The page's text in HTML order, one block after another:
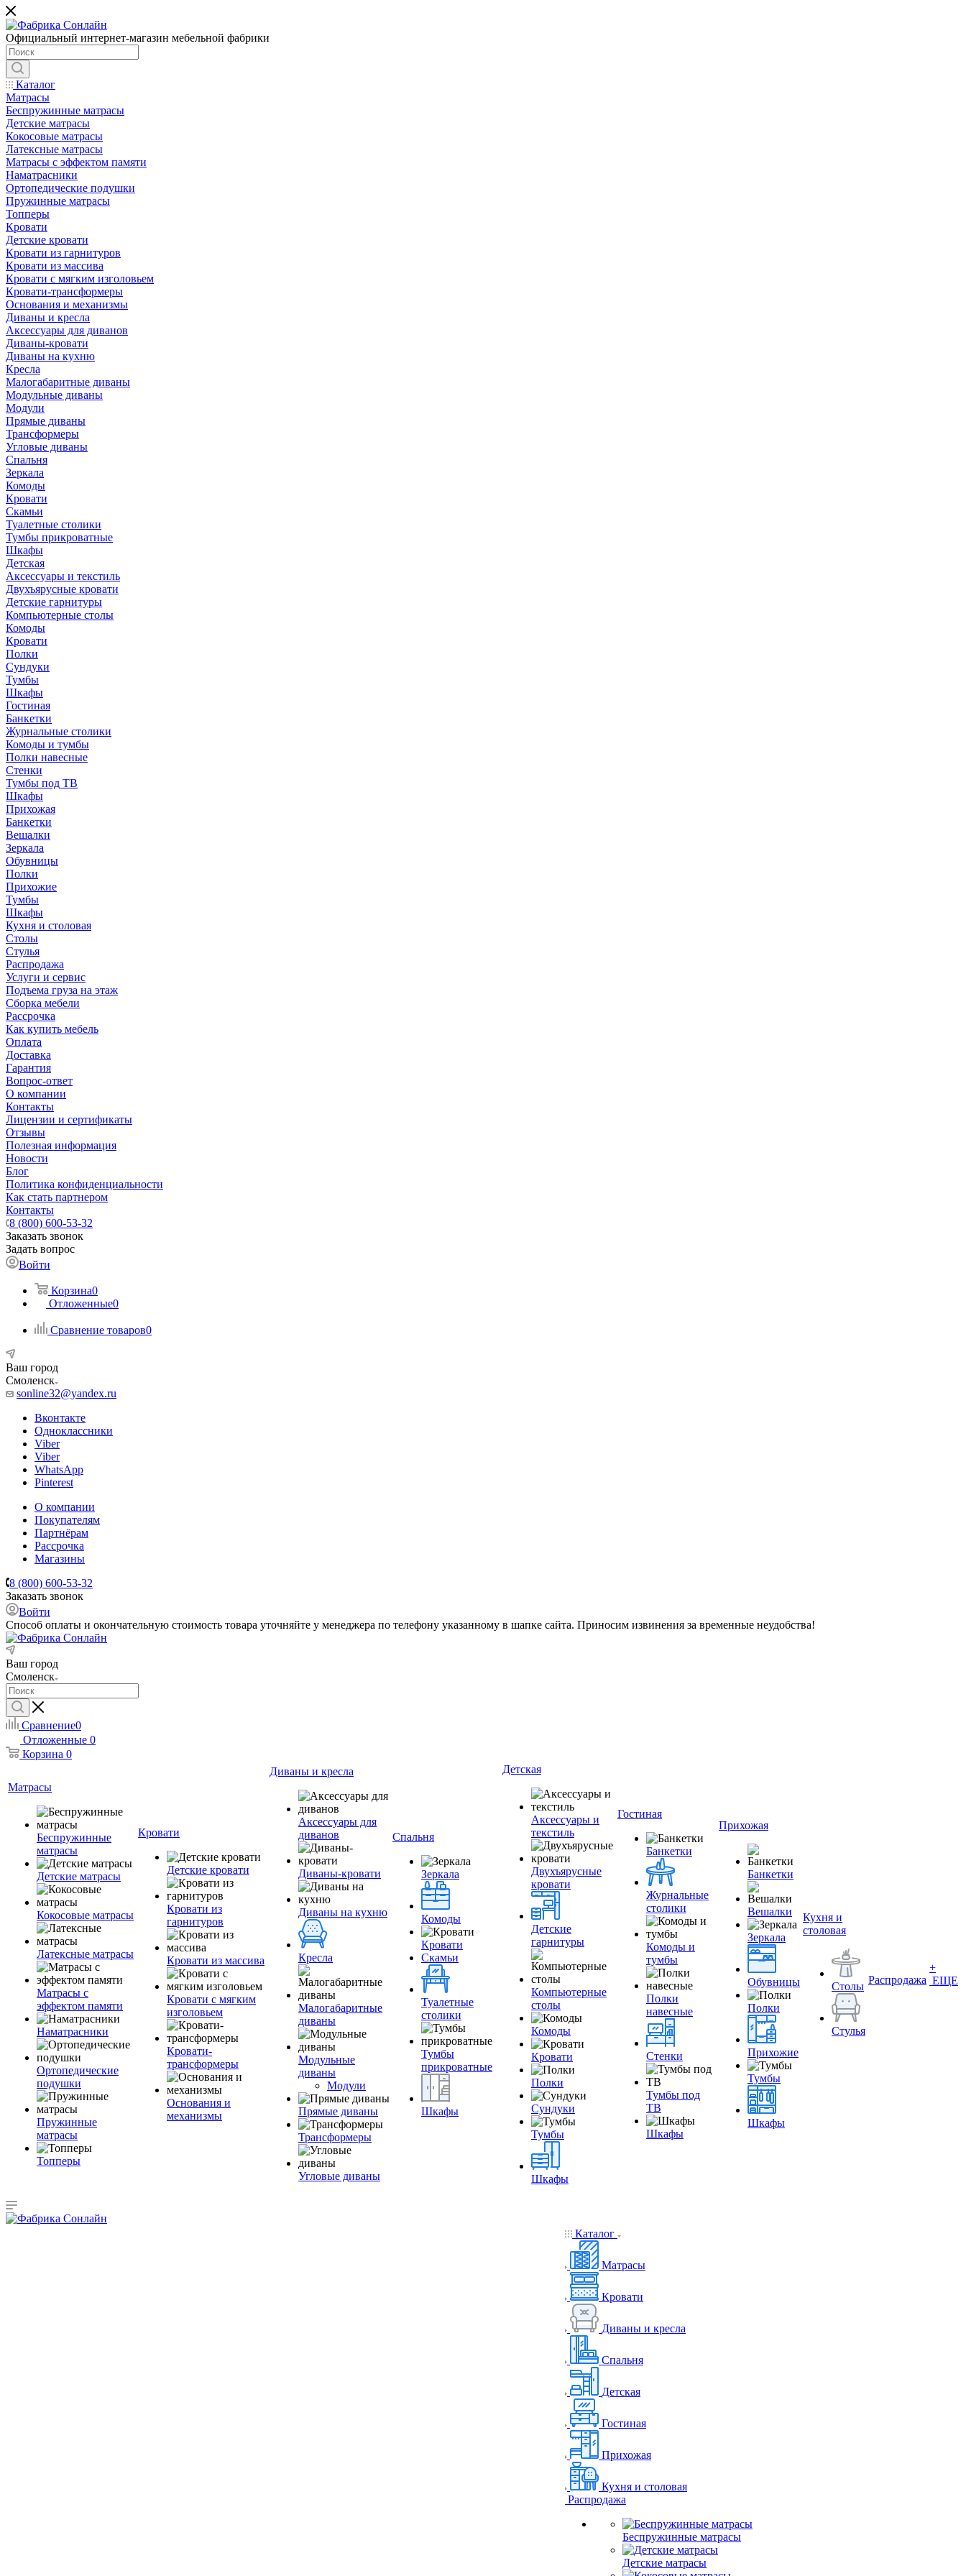
Официальный интернет-магазин мебельной фабрики
Каталог
Матрасы
Беспружинные матрасы
Детские матрасы
Кокосовые матрасы
Латексные матрасы
Матрасы с эффектом памяти
Наматрасники
Ортопедические подушки
Пружинные матрасы
Топперы
Кровати
Детские кровати
Кровати из гарнитуров
Кровати из массива
Кровати с мягким изголовьем
Кровати-трансформеры
Основания и механизмы
Диваны и кресла
Аксессуары для диванов
Диваны-кровати
Диваны на кухню
Кресла
Малогабаритные диваны
Модульные диваны
Модули
Прямые диваны
Трансформеры
Угловые диваны
Спальня
Зеркала
Комоды
Кровати
Скамьи
Туалетные столики
Тумбы прикроватные
Шкафы
Детская
Аксессуары и текстиль
Двухъярусные кровати
Детские гарнитуры
Компьютерные столы
Комоды
Кровати
Полки
Сундуки
Тумбы
Шкафы
Гостиная
Банкетки
Журнальные столики
Комоды и тумбы
Полки навесные
Стенки
Тумбы под ТВ
Шкафы
Прихожая
Банкетки
Вешалки
Зеркала
Обувницы
Полки
Прихожие
Тумбы
Шкафы
Кухня и столовая
Столы
Стулья
Распродажа
Услуги и сервис
Подъема груза на этаж
Сборка мебели
Рассрочка
Как купить мебель
Оплата
Доставка
Гарантия
Вопрос-ответ
О компании
Контакты
Лицензии и сертификаты
Отзывы
Полезная информация
Новости
Блог
Политика конфиденциальности
Как стать партнером
Контакты
8 (800) 600-53-32
Заказать звонок
Задать вопрос
Войти
Корзина0
Отложенные0
Сравнение товаров0
Ваш город
Смоленск
sonline32@yandex.ru
Вконтакте
Одноклассники
Viber
Viber
WhatsApp
Pinterest
О компании
Покупателям
Партнёрам
Рассрочка
Магазины
8 (800) 600-53-32
Заказать звонок
Войти
Способ оплаты и окончательную стоимость товара уточняйте у менеджера по телефону указанному в шапке сайта. Приносим извинения за временные неудобства!
Ваш город
Смоленск
Сравнение0
Отложенные 0
Корзина 0
Матрасы
Беспружинные
матрасы
Детские матрасы
Кокосовые матрасы
Латексные матрасы
Матрасы с
эффектом памяти
Наматрасники
Ортопедические
подушки
Пружинные
матрасы
Топперы
Кровати
Детские кровати
Кровати из
гарнитуров
Кровати из массива
Кровати с мягким
изголовьем
Кровати-
трансформеры
Основания и
механизмы
Диваны и кресла
Аксессуары для
диванов
Диваны-кровати
Диваны на кухню
Кресла
Малогабаритные
диваны
Модульные
диваны
Модули
Прямые диваны
Трансформеры
Угловые диваны
Спальня
Зеркала
Комоды
Кровати
Скамьи
Туалетные
столики
Тумбы
прикроватные
Шкафы
Детская
Аксессуары и
текстиль
Двухъярусные
кровати
Детские
гарнитуры
Компьютерные
столы
Комоды
Кровати
Полки
Сундуки
Тумбы
Шкафы
Гостиная
Банкетки
Журнальные
столики
Комоды и
тумбы
Полки
навесные
Стенки
Тумбы под
ТВ
Шкафы
Прихожая
Банкетки
Вешалки
Зеркала
Обувницы
Полки
Прихожие
Тумбы
Шкафы
Кухня и
столовая
Столы
Стулья
Распродажа
+
ЕЩЕ
Каталог
Матрасы
Кровати
Диваны и кресла
Спальня
Детская
Гостиная
Прихожая
Кухня и столовая
Распродажа
Беспружинные матрасы
Детские матрасы